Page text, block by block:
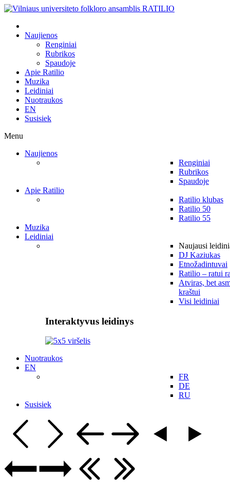
Naujienos
Renginiai
Rubrikos
Spaudoje
Apie Ratilio
Muzika
Leidiniai
Nuotraukos
EN
Susisiek
Menu
Naujienos
Renginiai
Rubrikos
Spaudoje
Apie Ratilio
Ratilio klubas
Ratilio 50
Ratilio 55
Muzika
Leidiniai
Naujausi
DJ Kaziukas
Etnožadintuvai
Ratilio – ratui
Atviras, bet
kraštui
Visi leidiniai
Interaktyvus leidinys
Nuotraukos
EN
FR
DE
RU
Susisiek